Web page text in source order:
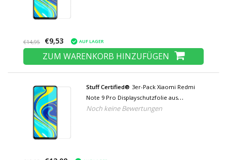
€14,95 €9,53 AUF LAGER
ZUM WARENKORB HINZUFÜGEN
Stuff Certified® 3er-Pack Xiaomi Redmi
Note 9 Pro Displayschutzfolie aus
gehärtetem Glas Filmglas aus gehärtetem
Noch keine Bewertungen